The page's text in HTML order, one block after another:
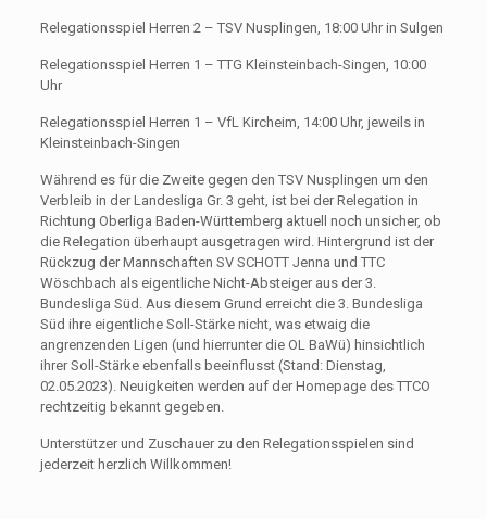
Relegationsspiel Herren 2 – TSV Nusplingen, 18:00 Uhr in Sulgen
Relegationsspiel Herren 1 – TTG Kleinsteinbach-Singen, 10:00
Uhr
Relegationsspiel Herren 1 – VfL Kircheim, 14:00 Uhr, jeweils in
Kleinsteinbach-Singen
Während es für die Zweite gegen den TSV Nusplingen um den
Verbleib in der Landesliga Gr. 3 geht, ist bei der Relegation in
Richtung Oberliga Baden-Württemberg aktuell noch unsicher, ob
die Relegation überhaupt ausgetragen wird. Hintergrund ist der
Rückzug der Mannschaften SV SCHOTT Jenna und TTC
Wöschbach als eigentliche Nicht-Absteiger aus der 3.
Bundesliga Süd. Aus diesem Grund erreicht die 3. Bundesliga
Süd ihre eigentliche Soll-Stärke nicht, was etwaig die
angrenzenden Ligen (und hierrunter die OL BaWü) hinsichtlich
ihrer Soll-Stärke ebenfalls beeinflusst (Stand: Dienstag,
02.05.2023). Neuigkeiten werden auf der Homepage des TTCO
rechtzeitig bekannt gegeben.
Unterstützer und Zuschauer zu den Relegationsspielen sind
jederzeit herzlich Willkommen!